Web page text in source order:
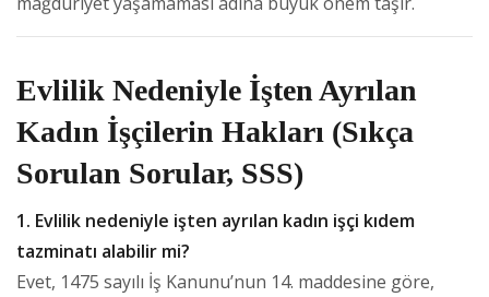
Evlilik Nedeniyle İşten Ayrılan
Kadın İşçilerin Hakları (Sıkça
Sorulan Sorular, SSS)
1. Evlilik nedeniyle işten ayrılan kadın işçi kıdem
tazminatı alabilir mi?
Evet, 1475 sayılı İş Kanunu’nun 14. maddesine göre,